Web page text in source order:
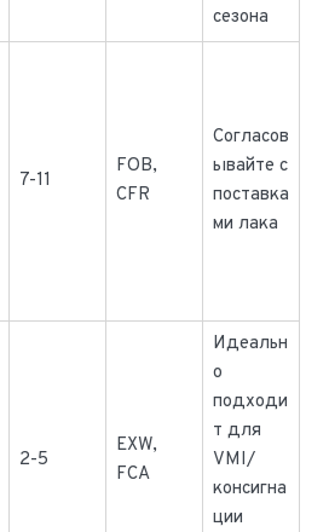
сезона
7-11
FOB,
CFR
Согласов
ывайте с
поставка
ми лака
2-5
EXW,
FCA
Идеальн
о
подходи
т для
VMI/
консигна
ции